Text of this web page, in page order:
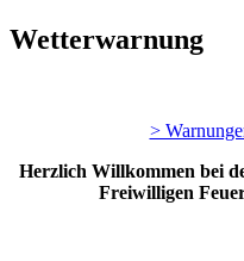
Wetterwarnung
>
Herzlich Willkommen bei
Freiwilligen